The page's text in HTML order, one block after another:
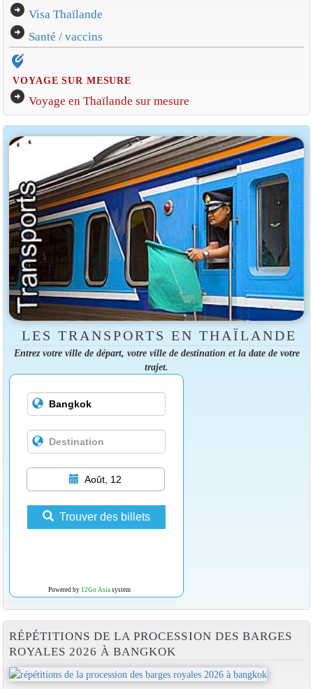
arrow_circle_right Visa Thaïlande
arrow_circle_right Santé / vaccins
edit_location_alt
VOYAGE SUR MESURE
arrow_circle_right Voyage en Thaïlande sur mesure
LES TRANSPORTS EN THAÏLANDE
Entrez votre ville de départ, votre ville de destination et la date de votre
trajet.
Août, 12
Trouver des billets
Powered by 12Go Asiasystem
RÉPÉTITIONS DE LA PROCESSION DES BARGES
ROYALES 2026 À BANGKOK